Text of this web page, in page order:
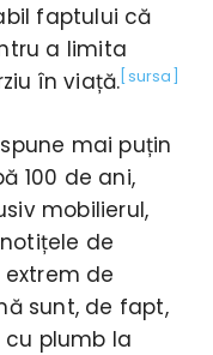
faptului că
a limita
în viață. [sursa]
mai puțin
100 de ani,
mobilierul,
de
de
sunt, de fapt,
plumb la